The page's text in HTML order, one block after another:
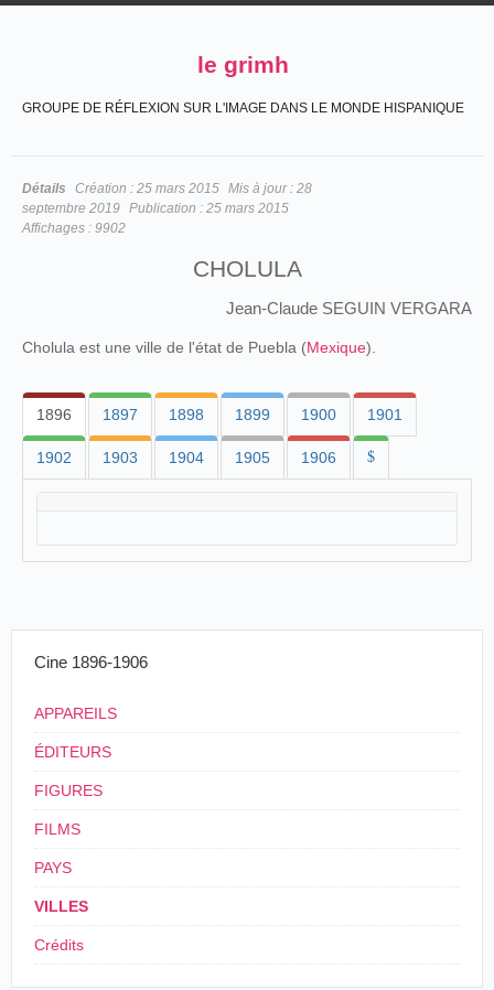
le grimh
GROUPE DE RÉFLEXION SUR L'IMAGE DANS LE MONDE HISPANIQUE
Détails Création : 25 mars 2015 Mis à jour : 28
septembre 2019 Publication : 25 mars 2015
Affichages : 9902
CHOLULA
Jean-Claude SEGUIN VERGARA
Cholula est une ville de l'état de Puebla (Mexique).
1896 1897 1898 1899 1900 1901
1902 1903 1904 1905 1906 $
Cine 1896-1906
APPAREILS
ÉDITEURS
FIGURES
FILMS
PAYS
VILLES
Crédits